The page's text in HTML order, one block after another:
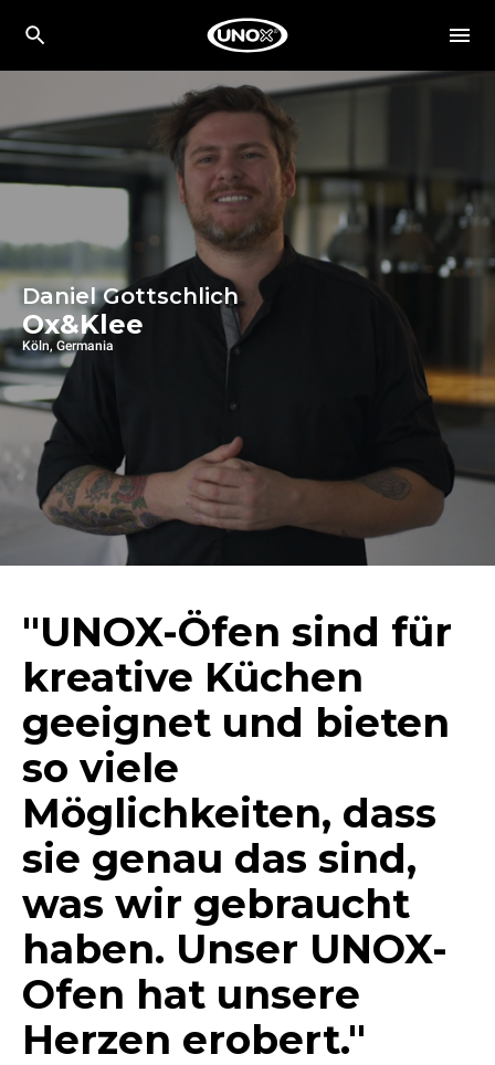
Daniel Gottschlich
Ox&Klee
Köln, Germania
"UNOX-Öfen sind für
kreative Küchen
geeignet und bieten
so viele
Möglichkeiten, dass
sie genau das sind,
was wir gebraucht
haben. Unser UNOX-
Ofen hat unsere
Herzen erobert."